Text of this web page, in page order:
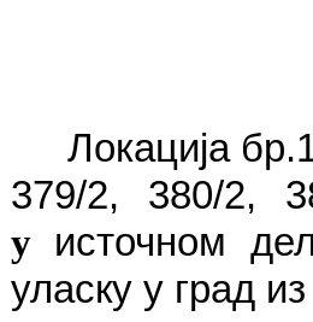
Локација
379/2, 380/2,
у источном
уласку у град